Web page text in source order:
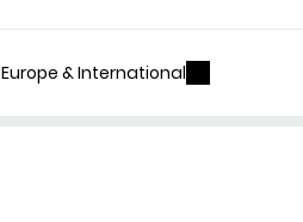
Europe & International